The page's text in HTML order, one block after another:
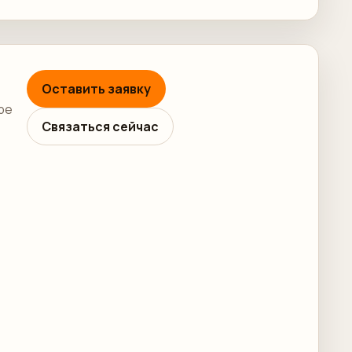
Оставить заявку
Связаться сейчас